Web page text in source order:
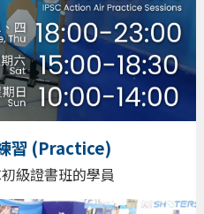
習 (Practice)
級證書班的學員